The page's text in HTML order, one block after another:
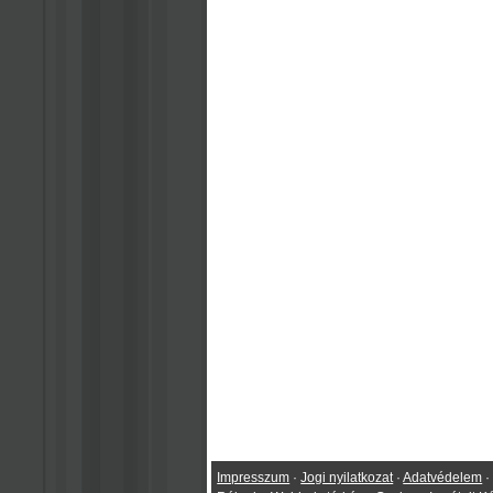
Impresszum ·Jogi nyilatkozat ·Adatvédelem ·